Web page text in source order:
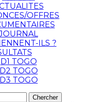
OFFRES
ILS ?
D1 TOGO
D2 TOGO
D3 TOGO